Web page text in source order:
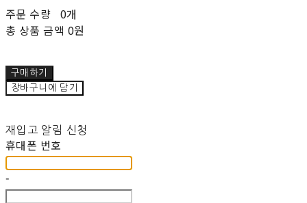
주문 수량 0개
총 상품 금액 0원
구매하기
장바구니에 담기
재입고 알림 신청
휴대폰 번호
-